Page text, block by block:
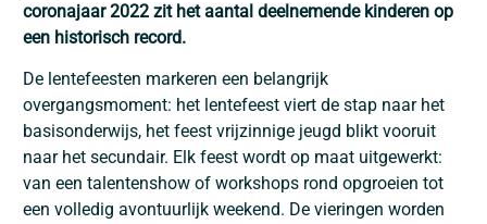
coronajaar 2022 zit het aantal deelnemende kinderen op
een historisch record.
De lentefeesten markeren een belangrijk
overgangsmoment: het lentefeest viert de stap naar het
basisonderwijs, het feest vrijzinnige jeugd blikt vooruit
naar het secundair. Elk feest wordt op maat uitgewerkt:
van een talentenshow of workshops rond opgroeien tot
een volledig avontuurlijk weekend. De vieringen worden